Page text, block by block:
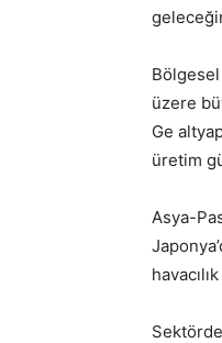
üzere
Ge
üretim
Asya-